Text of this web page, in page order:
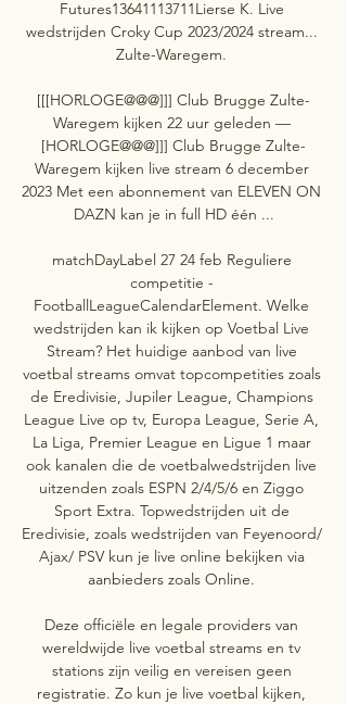
Futures13641113711Lierse K. Live
wedstrijden Croky Cup 2023/2024 stream...
Zulte-Waregem.
[[[HORLOGE@@@]]] Club Brugge Zulte-
Waregem kijken 22 uur geleden —
[HORLOGE@@@]]] Club Brugge Zulte-
Waregem kijken live stream 6 december
2023 Met een abonnement van ELEVEN ON
DAZN kan je in full HD één ...
matchDayLabel 27 24 feb Reguliere
competitie -
FootballLeagueCalendarElement. Welke
wedstrijden kan ik kijken op Voetbal Live
Stream? Het huidige aanbod van live
voetbal streams omvat topcompetities zoals
de Eredivisie, Jupiler League, Champions
League Live op tv, Europa League, Serie A,
La Liga, Premier League en Ligue 1 maar
ook kanalen die de voetbalwedstrijden live
uitzenden zoals ESPN 2/4/5/6 en Ziggo
Sport Extra. Topwedstrijden uit de
Eredivisie, zoals wedstrijden van Feyenoord/
Ajax/ PSV kun je live online bekijken via
aanbieders zoals Online.
Deze officiële en legale providers van
wereldwijde live voetbal streams en tv
stations zijn veilig en vereisen geen
registratie. Zo kun je live voetbal kijken,